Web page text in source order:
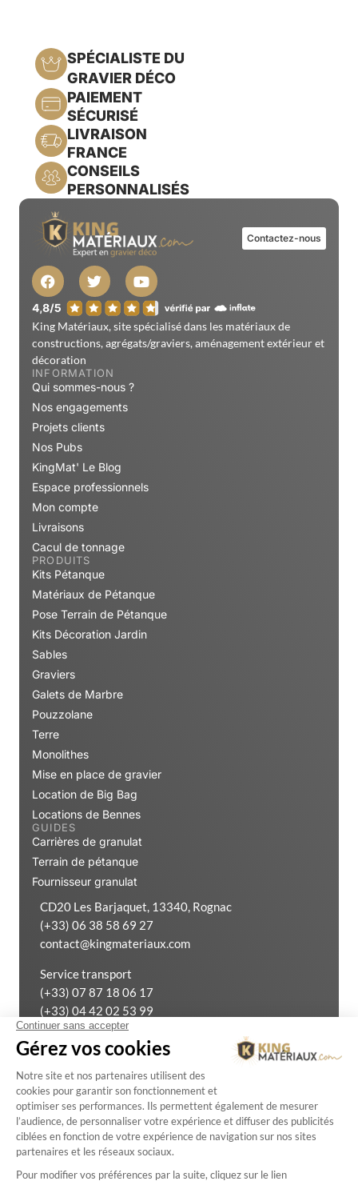
SPÉCIALISTE DU
GRAVIER DÉCO
PAIEMENT
SÉCURISÉ
LIVRAISON
FRANCE
CONSEILS
PERSONNALISÉS
Contactez-nous
King Matériaux, site spécialisé dans les matériaux de
constructions, agrégats/graviers, aménagement extérieur et
décoration
INFORMATION
Qui sommes-nous ?
Nos engagements
Projets clients
Nos Pubs
KingMat' Le Blog
Espace professionnels
Mon compte
Livraisons
Cacul de tonnage
PRODUITS
Kits Pétanque
Matériaux de Pétanque
Pose Terrain de Pétanque
Kits Décoration Jardin
Sables
Graviers
Galets de Marbre
Pouzzolane
Terre
Monolithes
Mise en place de gravier
Location de Big Bag
Locations de Bennes
GUIDES
Carrières de granulat
Terrain de pétanque
Fournisseur granulat
CD20 Les Barjaquet, 13340, Rognac
(+33) 06 38 58 69 27
contact@kingmateriaux.com
Service transport
(+33) 07 87 18 06 17
(+33) 04 42 02 53 99
Exercer mon droit de rétractation
Mentions Légales
Politique de confidentialité
Conditions Générales de Ventes
Créé
par